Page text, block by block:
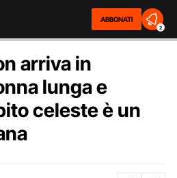
ABBONATI
2
arriva in
lunga e
celeste è un